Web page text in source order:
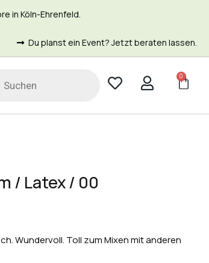
in Köln-Ehrenfeld.
Du planst ein Event? Jetzt beraten lassen.
0
/ Latex / 00
Wundervoll. Toll zum Mixen mit anderen